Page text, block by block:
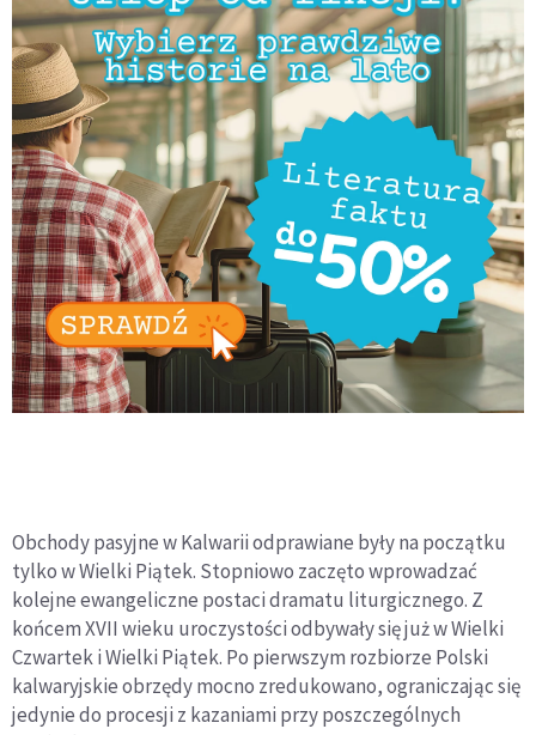
Obchody pasyjne w Kalwarii odprawiane były na początku
tylko w Wielki Piątek. Stopniowo zaczęto wprowadzać
kolejne ewangeliczne postaci dramatu liturgicznego. Z
końcem XVII wieku uroczystości odbywały się już w Wielki
Czwartek i Wielki Piątek. Po pierwszym rozbiorze Polski
kalwaryjskie obrzędy mocno zredukowano, ograniczając się
jedynie do procesji z kazaniami przy poszczególnych